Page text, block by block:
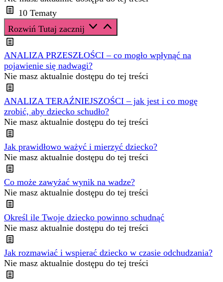
10 Tematy
Rozwiń Tutaj zacznij
ANALIZA PRZESZŁOŚCI – co mogło wpłynąć na
pojawienie się nadwagi?
Nie masz aktualnie dostępu do tej treści
ANALIZA TERAŹNIEJSZOŚCI – jak jest i co mogę
zrobić, aby dziecko schudło?
Nie masz aktualnie dostępu do tej treści
Jak prawidłowo ważyć i mierzyć dziecko?
Nie masz aktualnie dostępu do tej treści
Co może zawyżać wynik na wadze?
Nie masz aktualnie dostępu do tej treści
Określ ile Twoje dziecko powinno schudnąć
Nie masz aktualnie dostępu do tej treści
Jak rozmawiać i wspierać dziecko w czasie odchudzania?
Nie masz aktualnie dostępu do tej treści